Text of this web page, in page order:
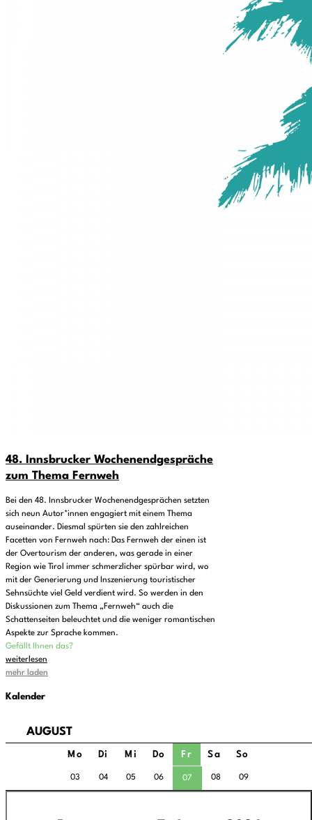
48. Innsbrucker Wochenendgespräche
zum Thema Fernweh
Bei den 48. Innsbrucker Wochenendgesprächen setzten
sich neun Autor*innen engagiert mit einem Thema
auseinander. Diesmal spürten sie den zahlreichen
Facetten von Fernweh nach: Das Fernweh der einen ist
der Overtourism der anderen, was gerade in einer
Region wie Tirol immer schmerzlicher spürbar wird, wo
mit der Generierung und Inszenierung touristischer
Sehnsüchte viel Geld verdient wird. So werden in den
Diskussionen zum Thema „Fernweh“ auch die
Schattenseiten beleuchtet und die weniger romantischen
Aspekte zur Sprache kommen.
Gefällt Ihnen das?
weiterlesen
mehr laden
Kalender
AUGUST
Mo Di Mi Do Fr Sa So
03 04 05 06 07 08 09